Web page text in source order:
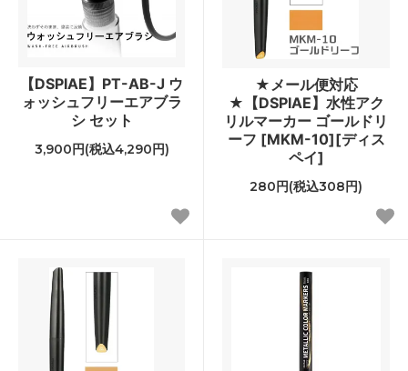
【DSPIAE】PT-AB-J ウ
ォッシュフリーエアブラ
シ セット
3,900円(税込4,290円)
★メール便対応
★【DSPIAE】水性アク
リルマーカー ゴールドリ
ーフ [MKM-10][ディス
ペイ]
280円(税込308円)